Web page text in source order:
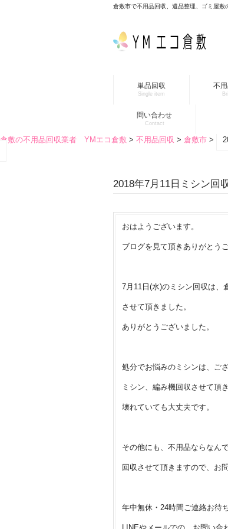
倉敷市で不用品回収、遺品整理、ゴミ屋
単品回収
Single item
不
問い合わせ
Contact
倉敷の不用品回収業者 YMエコ倉敷 > 不用品回収 > 倉敷市 >
2018年7月11日ミシン回
おはようございます。
ブログを見て頂きありがとう
7月11日(水)のミシン回収は、
させて頂きました。
ありがとうございました。
処分でお悩みのミシンは、ご
ミシン、編み機回収させて頂
壊れていても大丈夫です。
その他にも、不用品ならなん
回収させて頂きますので、お
年中無休・24時間ご連絡お待